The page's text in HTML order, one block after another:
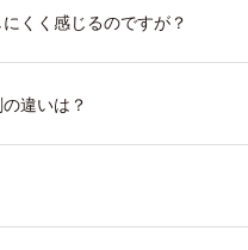
くく感じるのですが？
違いは？